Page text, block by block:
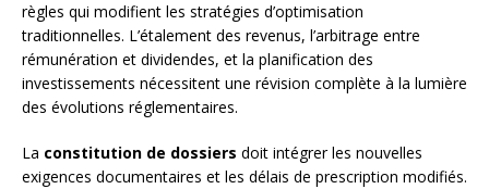
règles qui modifient les stratégies d’optimisation
traditionnelles. L’étalement des revenus, l’arbitrage entre
rémunération et dividendes, et la planification des
investissements nécessitent une révision complète à la lumière
des évolutions réglementaires.
La constitution de dossiers doit intégrer les nouvelles
exigences documentaires et les délais de prescription modifiés.